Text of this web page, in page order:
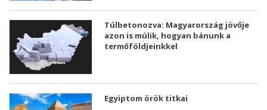
Túlbetonozva: Magyarország jövője
azon is múlik, hogyan bánunk a
termőföldjeinkkel
Egyiptom örök titkai